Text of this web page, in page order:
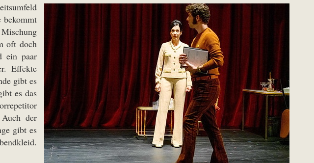
bekommt
oft doch
ein paar
Effekte
gibt es
es das
der
gibt es